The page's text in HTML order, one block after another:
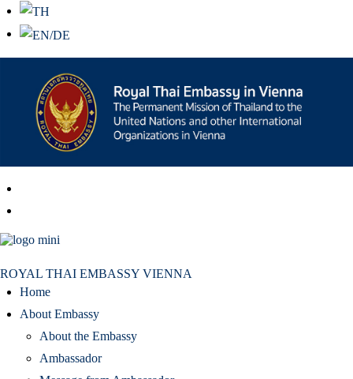
ROYAL THAI EMBASSY VIENNA
Home
About Embassy
About the Embassy
Ambassador